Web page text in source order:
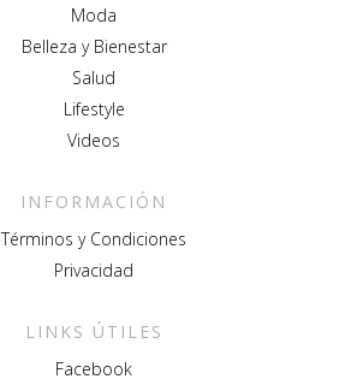
Moda
Belleza y Bienestar
Salud
Lifestyle
Videos
INFORMACIÓN
Términos y Condiciones
Privacidad
LINKS ÚTILES
Facebook